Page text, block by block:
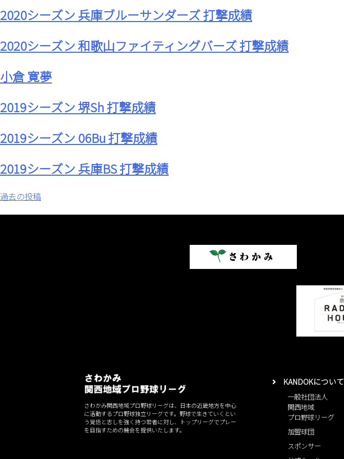
2020シーズン 兵庫ブルーサンダーズ 打撃成績
2020シーズン 和歌山ファイティングバーズ 打撃成績
小倉 寛夢
2019シーズン 堺Sh 打撃成績
2019シーズン 06Bu 打撃成績
2019シーズン 兵庫BS 打撃成績
投
稿
過去の投稿
さわかみ関西地域プロ野球リーグは、日本の近畿地方を中心
に活動するプロ野球独立リーグです。野球で生きていくとい
う覚悟と志しを強く持つ若者に対し、トップリーグでプレー
を目指すための機会を提供いたします。
KANDOKについて
一般社団法人
関西地域
プロ野球リーグ
加盟球団
スポンサー